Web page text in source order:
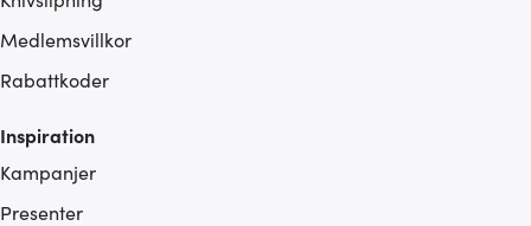
Medlemsvillkor
Rabattkoder
Inspiration
Kampanjer
Presenter